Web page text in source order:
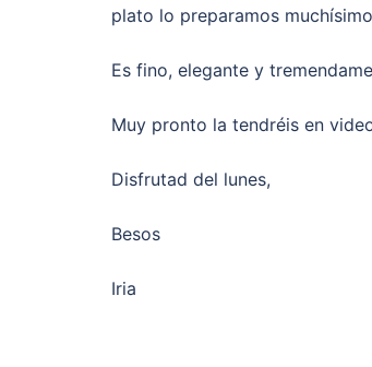
plato lo preparamos
Es fino, elegante y
Muy pronto la tendréis en
Disfrutad del lunes,
Besos
Iria